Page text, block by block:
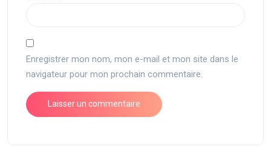
Enregistrer mon nom, mon e-mail et mon site dans le
navigateur pour mon prochain commentaire.